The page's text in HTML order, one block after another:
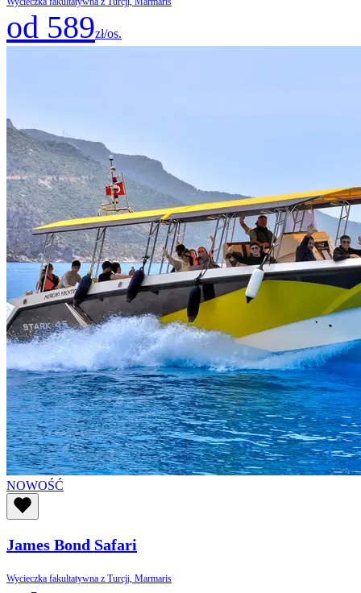
od 589zł/os.
NOWOŚĆ
James Bond Safari
Wycieczka fakultatywna z Turcji, Marmaris